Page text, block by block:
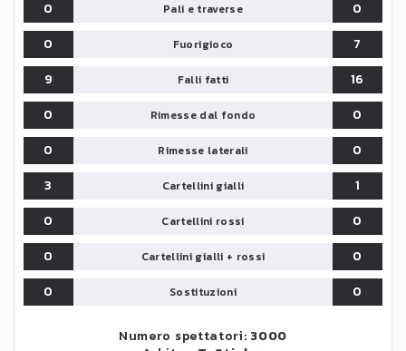
0 Pali e traverse
0
0
Fuorigioco
7
9
Falli fatti
16
0
Rimesse dal fondo
0
0
Rimesse laterali
0
3
Cartellini gialli
1
0
Cartellini rossi
0
0
Cartellini gialli + rossi
0
0
Sostituzioni 0
Numero spettatori: 3000